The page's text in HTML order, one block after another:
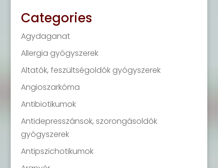
Categories
Agydaganat
Allergia gyógyszerek
Altatók, feszültségoldók gyógyszerek
Angioszarkóma
Antibiotikumok
Antidepresszánsok, szorongásoldók
gyógyszerek
Antipszichotikumok